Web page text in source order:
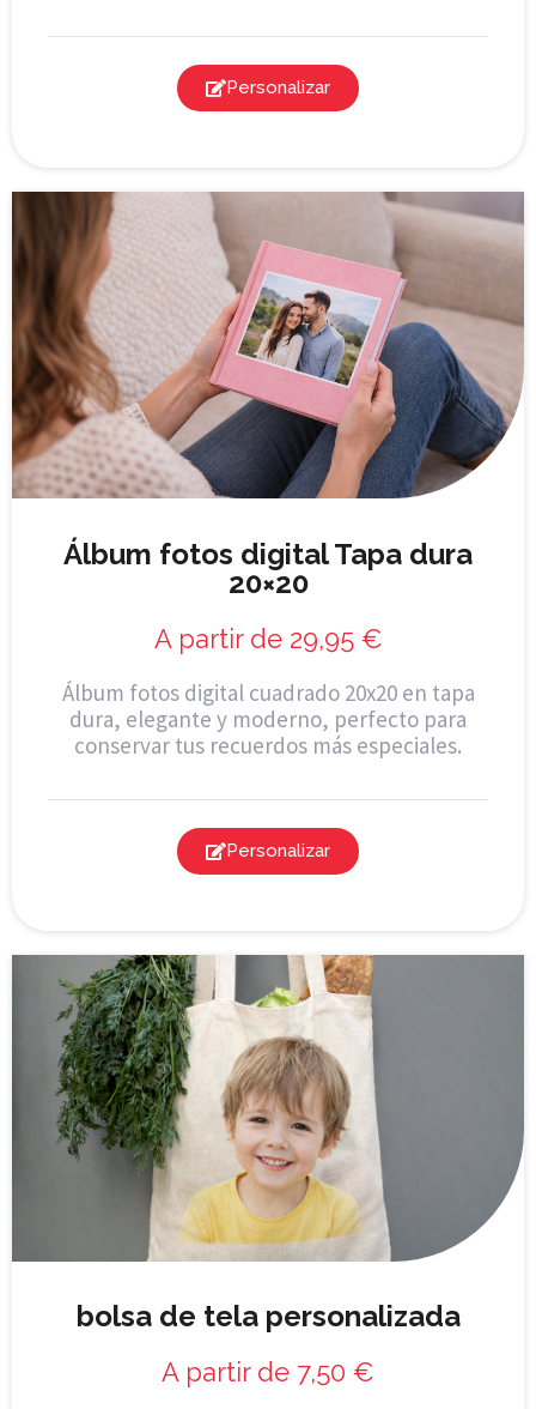
Personalizar
Álbum fotos digital Tapa dura
20×20
A partir de 29,95 €
Álbum fotos digital cuadrado 20x20 en tapa
dura, elegante y moderno, perfecto para
conservar tus recuerdos más especiales.
Personalizar
bolsa de tela personalizada
A partir de 7,50 €